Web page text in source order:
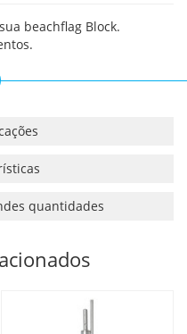
beachflag Block.
quantidades